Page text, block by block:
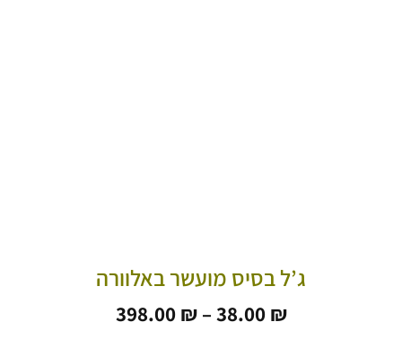
ג’ל בסיס מועשר באלוורה
38.00 ₪
–
398.00 ₪ טווח